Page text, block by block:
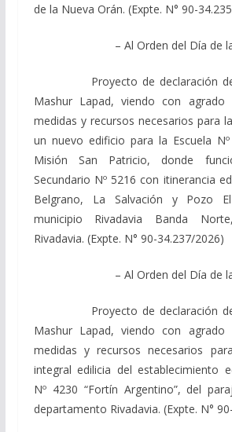
de la Nueva Orán. (Expte. N° 90-
– Al Orden del Día de
Proyecto de declaración del
Mashur Lapad, viendo con agrado
medidas y recursos necesarios para
un nuevo edificio para la Escuela
Misión San Patricio, donde
Secundario Nº 5216 con itinerancia
Belgrano, La Salvación y Pozo
municipio Rivadavia Banda
Rivadavia. (Expte. N° 90-34.237/2026)
– Al Orden del Día de
Proyecto de declaración del
Mashur Lapad, viendo con agrado
medidas y recursos necesarios
integral edilicia del establecimiento
Nº 4230 “Fortín Argentino”, del
departamento Rivadavia. (Expte. N°